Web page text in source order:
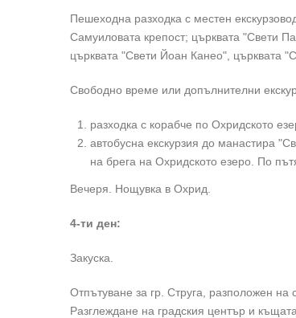
Пешеходна разходка с местен
Самуиловата крепост; църквата "Свети
църквата "Свети Йоан Канео", църквата
Свободно време или допълнителни
разходка с корабче по Охридското
автобусна екскурзия до манастира
на брега на Охридското езеро. По
Вечеря. Нощувка в Охрид.
4-ти ден:
Закуска.
Отпътуване за гр. Струга, разположен на
Разглеждане на градския център и